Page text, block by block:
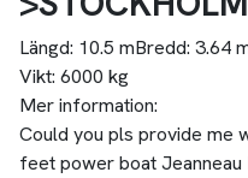
Längd: 10.5 mBredd: 3.64
Vikt: 6000 kg
Mer information:
Could you pls provide me
feet power boat